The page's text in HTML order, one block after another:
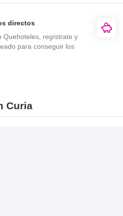
directos
Quehoteles, regístrate y
para conseguir los
Curia